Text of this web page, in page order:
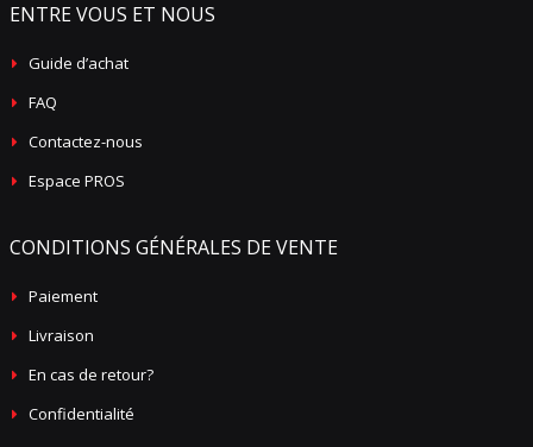
ENTRE VOUS ET NOUS
Guide d’achat
FAQ
Contactez-nous
Espace PROS
CONDITIONS GÉNÉRALES DE VENTE
Paiement
Livraison
En cas de retour?
Confidentialité